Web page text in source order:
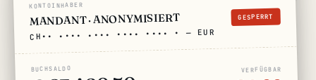
Unser Netzwerk 14 Städte
Warum Schweizer Anwälte CP 321
KONTOINHABER
MANDANT · ANONYMISIERT
CH•• •••• •••• •••• •••• • — EUR
GESPERRT
BUCHSALDO VERFÜGBAR